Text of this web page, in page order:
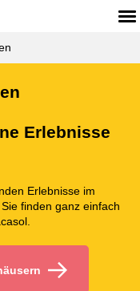
Erlebnisse
Erlebnisse im
finden ganz einfach